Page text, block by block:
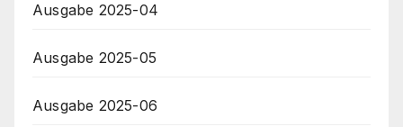
Ausgabe 2025-04
Ausgabe 2025-05
Ausgabe 2025-06